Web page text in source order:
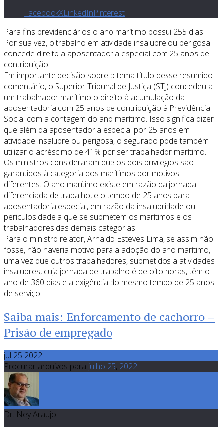
FacebookXLinkedInPinterest
Para fins previdenciários o ano marítimo possui 255 dias.
Por sua vez, o trabalho em atividade insalubre ou perigosa
concede direito a aposentadoria especial com 25 anos de
contribuição.
Em importante decisão sobre o tema título desse resumido
comentário, o Superior Tribunal de Justiça (STJ) concedeu a
um trabalhador marítimo o direito à acumulação da
aposentadoria com 25 anos de contribuição à Previdência
Social com a contagem do ano marítimo. Isso significa dizer
que além da aposentadoria especial por 25 anos em
atividade insalubre ou perigosa, o segurado pode também
utilizar o acréscimo de 41% por ser trabalhador marítimo.
Os ministros consideraram que os dois privilégios são
garantidos à categoria dos marítimos por motivos
diferentes. O ano marítimo existe em razão da jornada
diferenciada de trabalho, e o tempo de 25 anos para
aposentadoria especial, em razão da insalubridade ou
periculosidade a que se submetem os marítimos e os
trabalhadores das demais categorias.
Para o ministro relator, Arnaldo Esteves Lima, se assim não
fosse, não haveria motivo para a adoção do ano marítimo,
uma vez que outros trabalhadores, submetidos a atividades
insalubres, cuja jornada de trabalho é de oito horas, têm o
ano de 360 dias e a exigência do mesmo tempo de 25 anos
de serviço.
Saiba mais: Enforcamento de cachorro –
Prisão de empregado
jul 25 2022
Procurar arquivos para julho 25, 2022
Dr. Ney Araujo